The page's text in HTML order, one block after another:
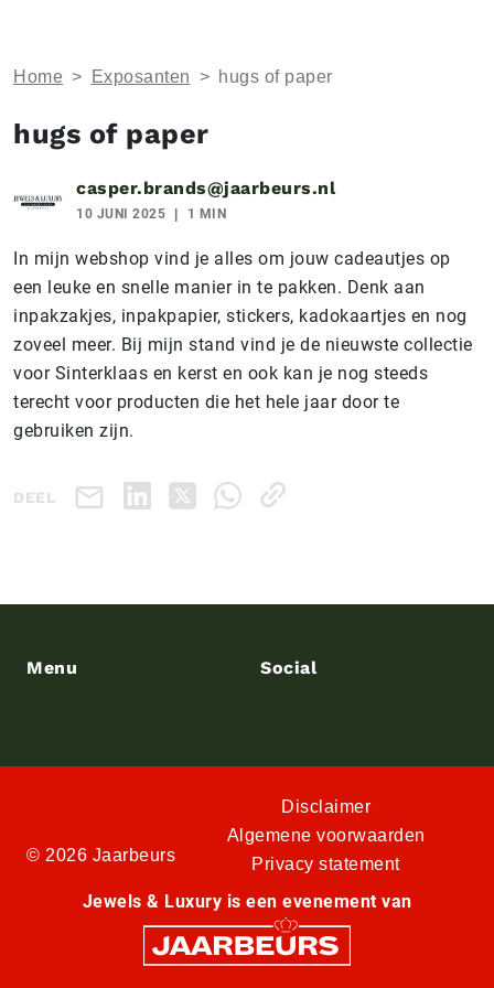
Home > Exposanten > hugs of paper
hugs of paper
casper.brands@jaarbeurs.nl
10 JUNI 2025 1 MIN
In mijn webshop vind je alles om jouw cadeautjes op
een leuke en snelle manier in te pakken. Denk aan
inpakzakjes, inpakpapier, stickers, kadokaartjes en nog
zoveel meer. Bij mijn stand vind je de nieuwste collectie
voor Sinterklaas en kerst en ook kan je nog steeds
terecht voor producten die het hele jaar door te
gebruiken zijn.
DEEL
Menu Social
© 2026 Jaarbeurs
Disclaimer
Algemene voorwaarden
Privacy statement
Jewels & Luxury is een evenement van